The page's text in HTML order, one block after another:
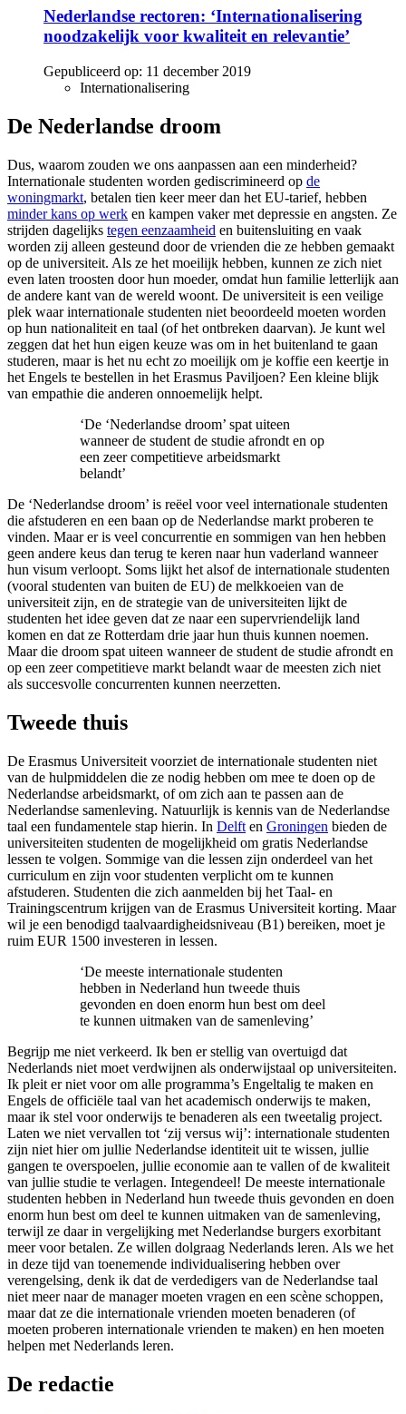
Nederlandse rectoren: ‘Internationalisering
noodzakelijk voor kwaliteit en relevantie’
Gepubliceerd op: 11 december 2019
Internationalisering
De Nederlandse droom
Dus, waarom zouden we ons aanpassen aan een minderheid?
Internationale studenten worden gediscrimineerd op de
woningmarkt, betalen tien keer meer dan het EU-tarief, hebben
minder kans op werk en kampen vaker met depressie en angsten. Ze
strijden dagelijks tegen eenzaamheid en buitensluiting en vaak
worden zij alleen gesteund door de vrienden die ze hebben gemaakt
op de universiteit. Als ze het moeilijk hebben, kunnen ze zich niet
even laten troosten door hun moeder, omdat hun familie letterlijk aan
de andere kant van de wereld woont. De universiteit is een veilige
plek waar internationale studenten niet beoordeeld moeten worden
op hun nationaliteit en taal (of het ontbreken daarvan). Je kunt wel
zeggen dat het hun eigen keuze was om in het buitenland te gaan
studeren, maar is het nu echt zo moeilijk om je koffie een keertje in
het Engels te bestellen in het Erasmus Paviljoen? Een kleine blijk
van empathie die anderen onnoemelijk helpt.
‘De ‘Nederlandse droom’ spat uiteen
wanneer de student de studie afrondt en op
een zeer competitieve arbeidsmarkt
belandt’
De ‘Nederlandse droom’ is reëel voor veel internationale studenten
die afstuderen en een baan op de Nederlandse markt proberen te
vinden. Maar er is veel concurrentie en sommigen van hen hebben
geen andere keus dan terug te keren naar hun vaderland wanneer
hun visum verloopt. Soms lijkt het alsof de internationale studenten
(vooral studenten van buiten de EU) de melkkoeien van de
universiteit zijn, en de strategie van de universiteiten lijkt de
studenten het idee geven dat ze naar een supervriendelijk land
komen en dat ze Rotterdam drie jaar hun thuis kunnen noemen.
Maar die droom spat uiteen wanneer de student de studie afrondt en
op een zeer competitieve markt belandt waar de meesten zich niet
als succesvolle concurrenten kunnen neerzetten.
Tweede thuis
De Erasmus Universiteit voorziet de internationale studenten niet
van de hulpmiddelen die ze nodig hebben om mee te doen op de
Nederlandse arbeidsmarkt, of om zich aan te passen aan de
Nederlandse samenleving. Natuurlijk is kennis van de Nederlandse
taal een fundamentele stap hierin. In Delft en Groningen bieden de
universiteiten studenten de mogelijkheid om gratis Nederlandse
lessen te volgen. Sommige van die lessen zijn onderdeel van het
curriculum en zijn voor studenten verplicht om te kunnen
afstuderen. Studenten die zich aanmelden bij het Taal- en
Trainingscentrum krijgen van de Erasmus Universiteit korting. Maar
wil je een benodigd taalvaardigheidsniveau (B1) bereiken, moet je
ruim EUR 1500 investeren in lessen.
‘De meeste internationale studenten
hebben in Nederland hun tweede thuis
gevonden en doen enorm hun best om deel
te kunnen uitmaken van de samenleving’
Begrijp me niet verkeerd. Ik ben er stellig van overtuigd dat
Nederlands niet moet verdwijnen als onderwijstaal op universiteiten.
Ik pleit er niet voor om alle programma’s Engeltalig te maken en
Engels de officiële taal van het academisch onderwijs te maken,
maar ik stel voor onderwijs te benaderen als een tweetalig project.
Laten we niet vervallen tot ‘zij versus wij’: internationale studenten
zijn niet hier om jullie Nederlandse identiteit uit te wissen, jullie
gangen te overspoelen, jullie economie aan te vallen of de kwaliteit
van jullie studie te verlagen. Integendeel! De meeste internationale
studenten hebben in Nederland hun tweede thuis gevonden en doen
enorm hun best om deel te kunnen uitmaken van de samenleving,
terwijl ze daar in vergelijking met Nederlandse burgers exorbitant
meer voor betalen. Ze willen dolgraag Nederlands leren. Als we het
in deze tijd van toenemende individualisering hebben over
verengelsing, denk ik dat de verdedigers van de Nederlandse taal
niet meer naar de manager moeten vragen en een scène schoppen,
maar dat ze die internationale vrienden moeten benaderen (of
moeten proberen internationale vrienden te maken) en hen moeten
helpen met Nederlands leren.
De redactie